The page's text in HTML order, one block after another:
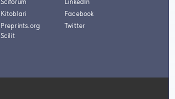
Kitoblari
Preprints.org
Scilit
Facebook
Twitter